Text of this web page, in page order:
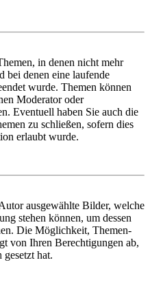
in denen nicht mehr
bei denen eine laufende
wurde. Themen können
Moderator oder
Eventuell haben Sie auch die
zu schließen, sofern dies
erlaubt wurde.
ausgewählte Bilder, welche
stehen können, um dessen
Die Möglichkeit, Themen-
von Ihren Berechtigungen ab,
hat.